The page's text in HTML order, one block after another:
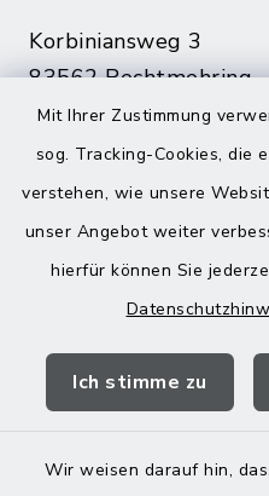
Mit Ihrer Zustimmung
sog. Tracking-Cookies, die
verstehen, wie unsere
unser Angebot weiter
hierfür können Sie
Ich stimme zu
Wir weisen darauf hin,
Korbiniansweg 3
83562 Rechtmehring
08076 499
08076 8595
poststelle@vg-
Landratsamt Mühldorf